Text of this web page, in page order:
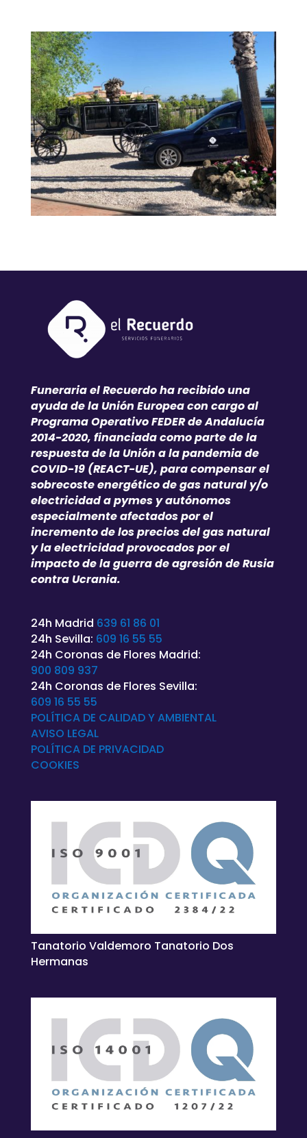
Funeraria el Recuerdo ha recibido una
ayuda de la Unión Europea con cargo al
Programa Operativo FEDER de Andalucía
2014-2020, financiada como parte de la
respuesta de la Unión a la pandemia de
COVID-19 (REACT-UE), para compensar el
sobrecoste energético de gas natural y/o
electricidad a pymes y autónomos
especialmente afectados por el
incremento de los precios del gas natural
y la electricidad provocados por el
impacto de la guerra de agresión de Rusia
contra Ucrania.
24h Madrid 639 61 86 01
24h Sevilla: 609 16 55 55
24h Coronas de Flores Madrid:
900 809 937
24h Coronas de Flores Sevilla:
609 16 55 55
POLÍTICA DE CALIDAD Y AMBIENTAL
AVISO LEGAL
POLÍTICA DE PRIVACIDAD
COOKIES
Tanatorio Valdemoro Tanatorio Dos
Hermanas